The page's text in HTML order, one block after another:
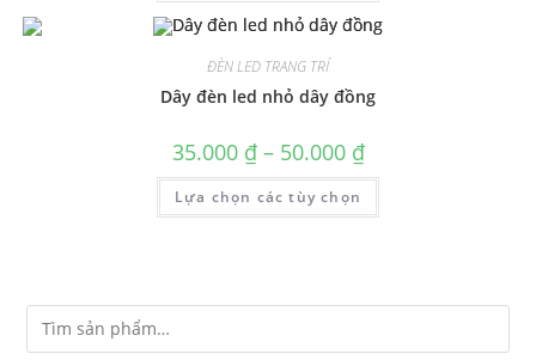
ĐÈN LED TRANG TRÍ
Dây đèn led nhỏ dây đồng
35.000 ₫– 50.000 ₫
Lựa chọn các tùy chọn